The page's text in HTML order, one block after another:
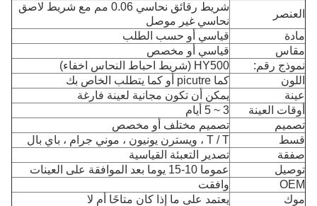
العنصر
شريط رقائق نحاسي 0.06 مم مع شريط لاصق
نحاسي غير موصل
مادة
قياسي أو حسب الطلب
مقاس
قياسي أو مخصص
نموذج رقم:
HY500 (شريط احباط النحاس اخفاء)
اللون
كما picutre أو كما يتطلب الخاص بك
عينة
يمكن أن تكون مجانية لعينة فارغة
أوقات العينة
3 ~ 5 أيام
تصميم
تصميم مختلف أو مخصص
قسط
T / T ، ويسترن يونيون ، موني جرام ، باي بال
صفقة
تصدير التعبئة القياسية
توصيل
عموما 10-15 يوما بعد الموافقة على العينات
OEM
وافقت
موك
يعتمد على ما إذا كان متاحًا أم لا